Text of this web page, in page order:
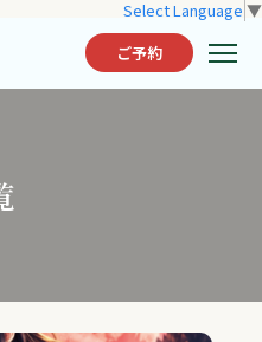
Select Language ▼
ご予約